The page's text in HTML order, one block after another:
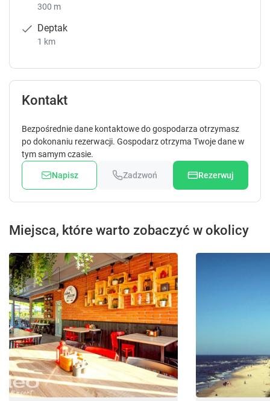
300 m
Deptak
1 km
Kontakt
Bezpośrednie dane kontaktowe do gospodarza otrzymasz
po dokonaniu rezerwacji. Gospodarz otrzyma Twoje dane w
tym samym czasie.
Napisz Zadzwoń Rezerwuj
Miejsca, które warto zobaczyć w okolicy